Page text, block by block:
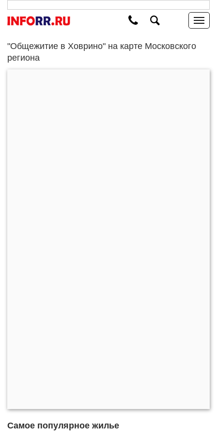
"Общежитие в Ховрино" на карте Московского
региона
Самое популярное жилье